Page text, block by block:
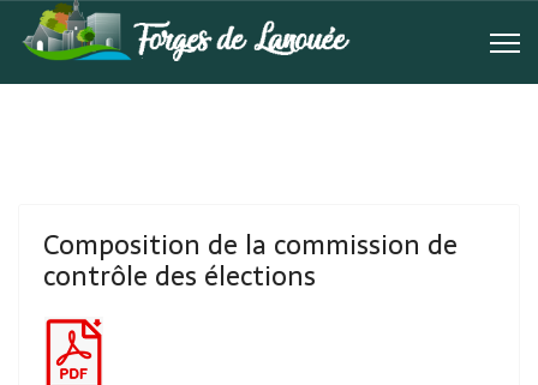
Composition de la commission de
contrôle des élections